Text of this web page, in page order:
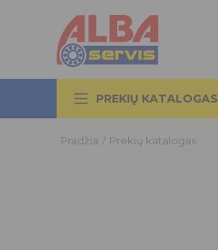
PREKIŲ KATALOGAS
Pradžia / Prekių katalogas